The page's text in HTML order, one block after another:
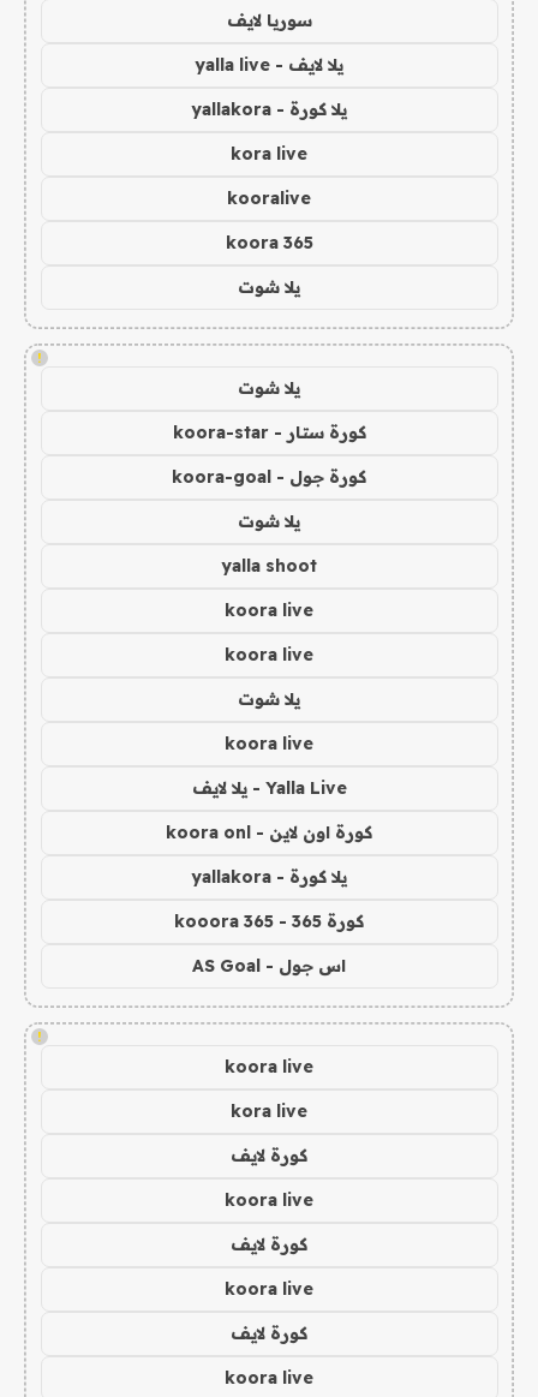
سوريا لايف
يلا لايف - yalla live
يلا كورة - yallakora
kora live
kooralive
koora 365
يلا شوت
!
يلا شوت
كورة ستار - koora-star
كورة جول - koora-goal
يلا شوت
yalla shoot
koora live
koora live
يلا شوت
koora live
Yalla Live - يلا لايف
كورة اون لاين - koora onl
يلا كورة - yallakora
كورة 365 - kooora 365
اس جول - AS Goal
!
koora live
kora live
كورة لايف
koora live
كورة لايف
koora live
كورة لايف
koora live